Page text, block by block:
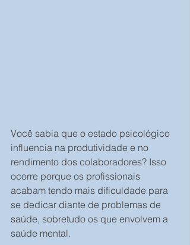
Você sabia que o estado psicológico
influencia na produtividade e no
rendimento dos colaboradores? Isso
ocorre porque os profissionais
acabam tendo mais dificuldade para
se dedicar diante de problemas de
saúde, sobretudo os que envolvem a
saúde mental.